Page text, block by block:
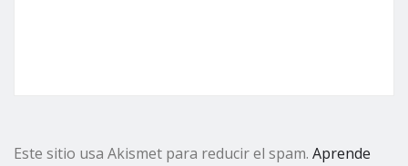
Este sitio usa Akismet para reducir el spam. Aprende